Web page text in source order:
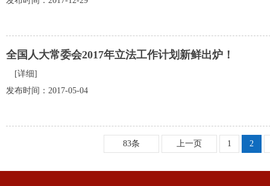
全国人大常委会2017年立法工作计划新鲜出炉！
[详细]
发布时间：2017-05-04
83条 上一页 1 2